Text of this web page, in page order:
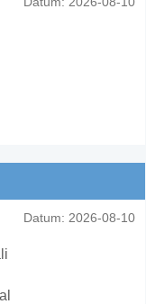
Datum: 2026-08-10